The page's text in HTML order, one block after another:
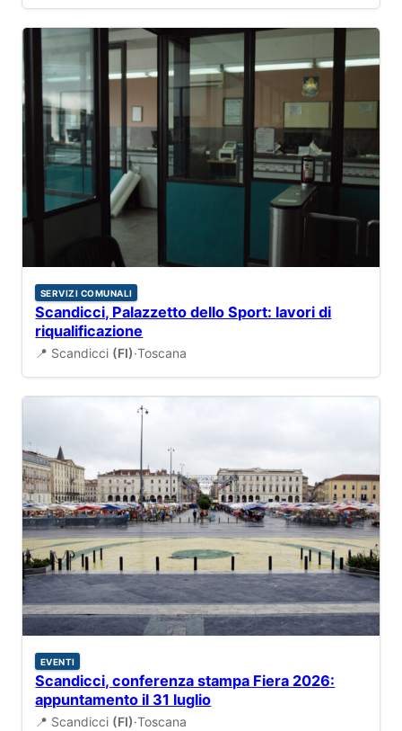
SERVIZI COMUNALI
Scandicci, Palazzetto dello Sport: lavori di
riqualificazione
📍 Scandicci (FI)·Toscana
EVENTI
Scandicci, conferenza stampa Fiera 2026:
appuntamento il 31 luglio
📍 Scandicci (FI)·Toscana